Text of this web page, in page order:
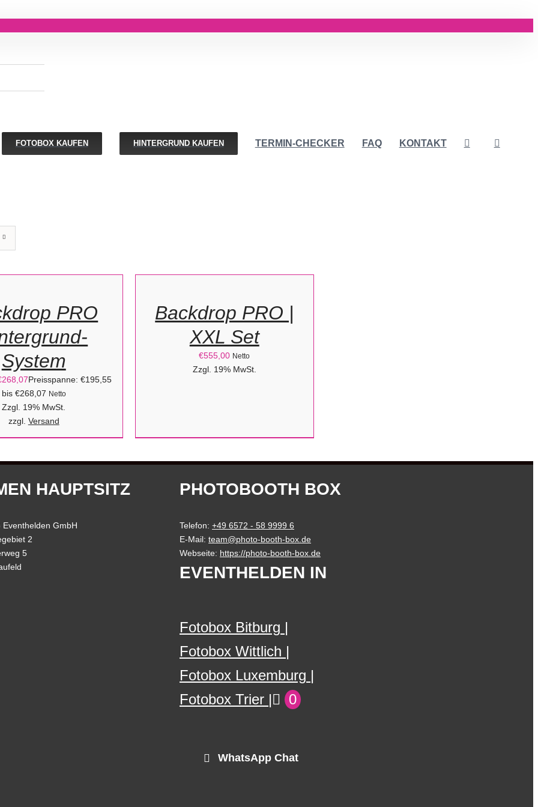
FOTOBOX KAUFEN HINTERGRUND KAUFEN TERMIN-CHECKER FAQ KONTAKT
PRO
System
268,07Preisspanne: €195,55
bis €268,07 Netto
Zzgl. 19% MwSt.
zzgl. Versand
WÄHLEN
DETAILS
Backdrop PRO |
XXL Set
€555,00 Netto
Zzgl. 19% MwSt.
HAUPTSITZ
Eventhelden GmbH
2
5
PHOTOBOOTH BOX
Telefon: +49 6572 - 58 9999 6
E-Mail: team@photo-booth-box.de
Webseite: https://photo-booth-box.de
EVENTHELDEN IN
Fotobox Bitburg
Fotobox Wittlich
Fotobox Luxemburg
Fotobox Trier
0
WhatsApp Chat